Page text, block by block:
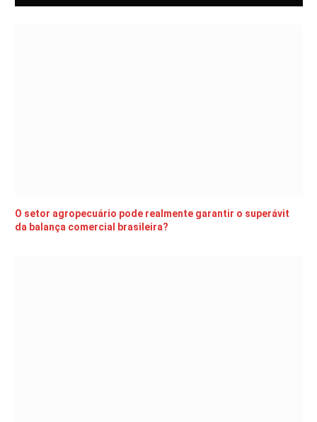
O setor agropecuário pode realmente garantir o superávit
da balança comercial brasileira?